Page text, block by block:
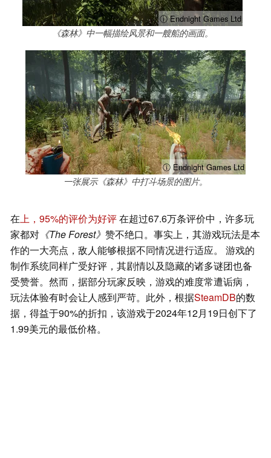
ⓘ Endnight Games Ltd
《森林》中一幅描绘风景和一艘船的画面。
ⓘ Endnight Games Ltd
一张展示《森林》中打斗场景的图片。
在上，95%的评价为好评在超过67.6万条评价中，许多玩
家都对 《The Forest》 赞不绝口。事实上，其游戏玩法是本
作的一大亮点，敌人能够根据不同情况进行适应。 游戏的
制作系统同样广受好评，其剧情以及隐藏的诸多谜团也备
受赞誉。然而，据部分玩家反映，游戏的难度常遭诟病，
玩法体验有时会让人感到严苛。此外，根据SteamDB的数
据，得益于90%的折扣，该游戏于2024年12月19日创下了
1.99美元的最低价格。